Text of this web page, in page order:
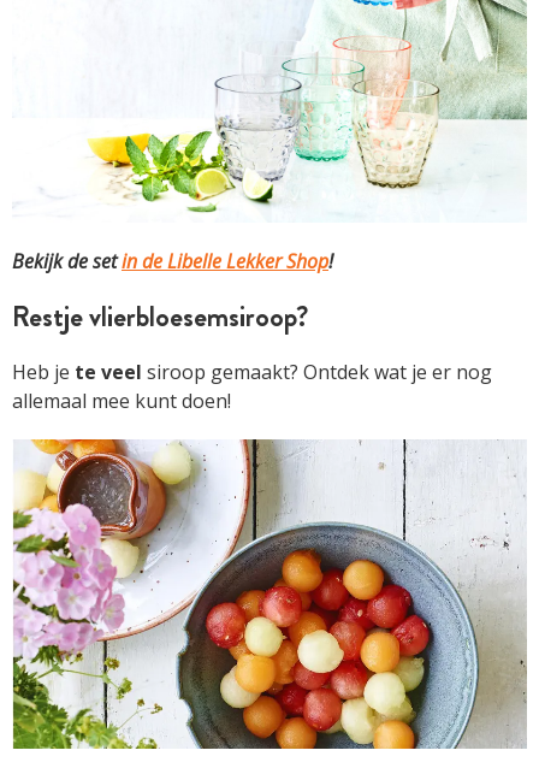
Bekijk de setin de Libelle Lekker Shop!
Restje vlierbloesemsiroop?
Heb je te veel siroop gemaakt? Ontdek wat je er nog
allemaal mee kunt doen!